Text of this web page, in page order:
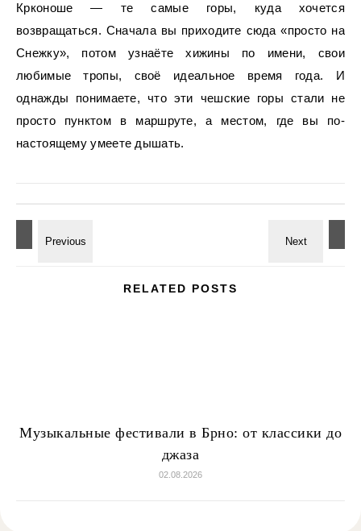
Крконоше — те самые горы, куда хочется
возвращаться. Сначала вы приходите сюда «просто на
Снежку», потом узнаёте хижины по имени, свои
любимые тропы, своё идеальное время года. И
однажды понимаете, что эти чешские горы стали не
просто пунктом в маршруте, а местом, где вы по-
настоящему умеете дышать.
RELATED POSTS
Музыкальные фестивали в Брно: от классики до
джаза
02.08.2026